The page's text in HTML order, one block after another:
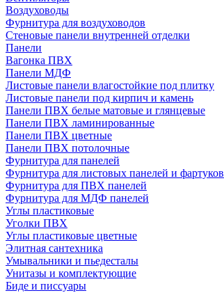
Воздуховоды
Фурнитура для воздуховодов
Стеновые панели внутренней отделки
Панели
Вагонка ПВХ
Панели МДФ
Листовые панели влагостойкие под плитку
Листовые панели под кирпич и камень
Панели ПВХ белые матовые и глянцевые
Панели ПВХ ламинированные
Панели ПВХ цветные
Панели ПВХ потолочные
Фурнитура для панелей
Фурнитура для листовых панелей и фартуков
Фурнитура для ПВХ панелей
Фурнитура для МДФ панелей
Углы пластиковые
Уголки ПВХ
Углы пластиковые цветные
Элитная сантехника
Умывальники и пьедесталы
Унитазы и комплектующие
Биде и писсуары